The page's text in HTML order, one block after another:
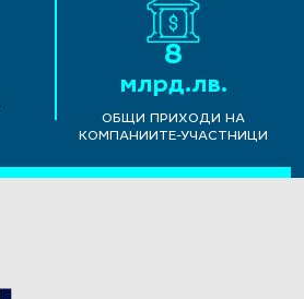
8
млрд.лв.
ОБЩИ ПРИХОДИ НА
КОМПАНИИТЕ-УЧАСТНИЦИ